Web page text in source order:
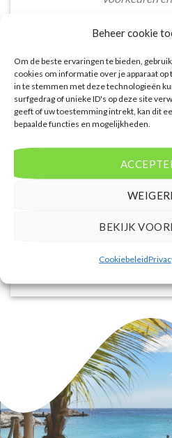
Beheer cookie
Om de beste ervaringen te bieden,
cookies om informatie over je apparaat
in te stemmen met deze technologieën
surfgedrag of unieke ID's op deze site
geeft of uw toestemming intrekt, kan dit
bepaalde functies en mogelijkheden.
BEKIJK
Cookiebeleid
De aangeboden
handig voor reizigers die
regelen. Het aanbod
gezinsvriendelijke
omvatten vaak
gebruiksvriendelijke functies
Bart Vos/